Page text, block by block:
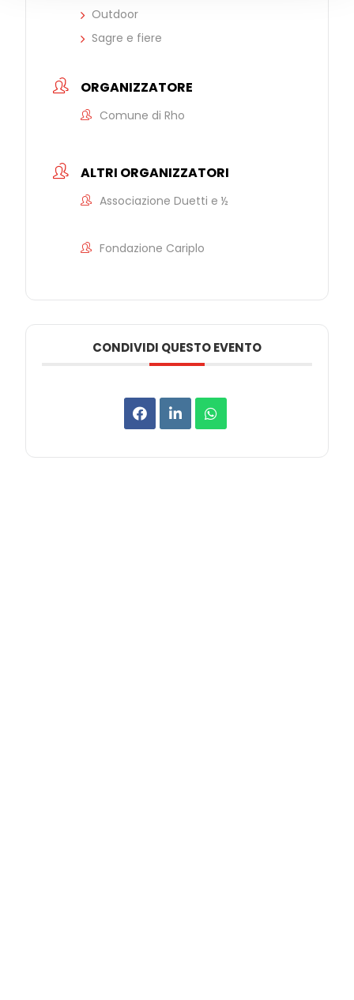
Outdoor
Sagre e fiere
ORGANIZZATORE
Comune di Rho
ALTRI ORGANIZZATORI
Associazione Duetti e ½
Fondazione Cariplo
CONDIVIDI QUESTO EVENTO